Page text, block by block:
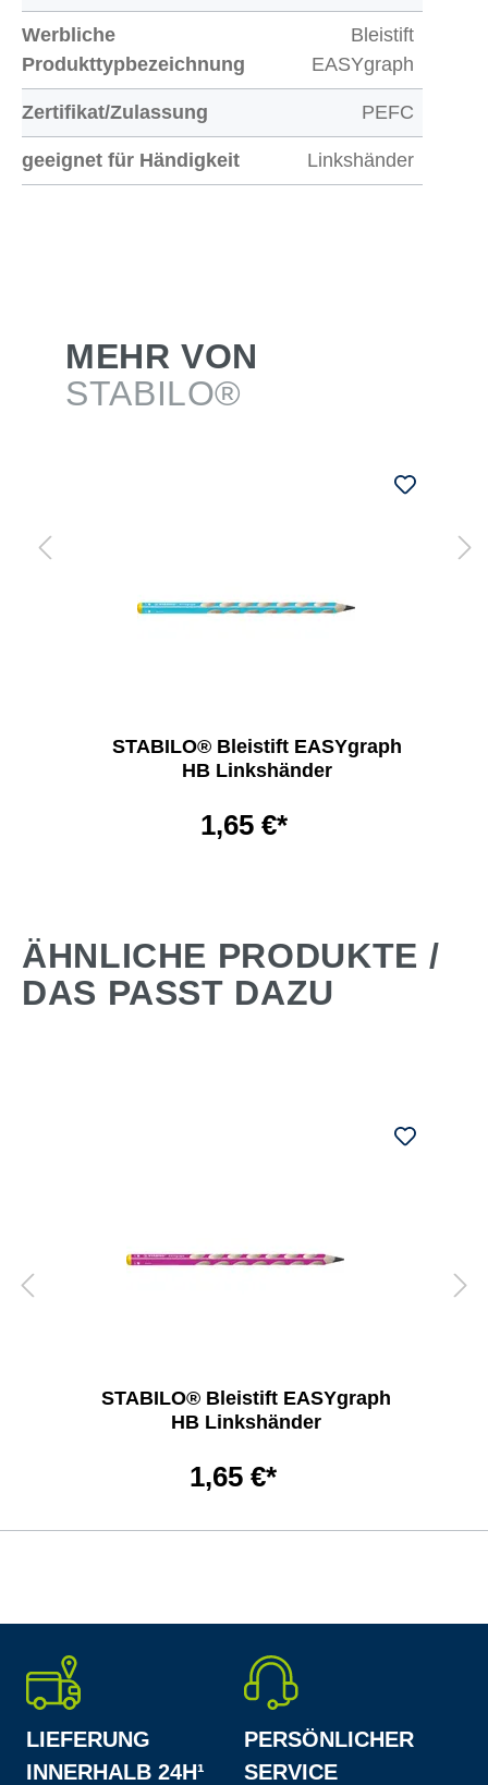
Werbliche
Produkttypbezeichnung
Bleistift
EASYgraph
Zertifikat/Zulassung PEFC
geeignet für Händigkeit Linkshänder
MEHR VON
STABILO®
STABILO® Bleistift EASYgraph
HB Linkshänder
1,65 €*
ÄHNLICHE PRODUKTE /
DAS PASST DAZU
STABILO® Bleistift EASYgraph
HB Linkshänder
1,65 €*
LIEFERUNG
INNERHALB 24H¹
PERSÖNLICHER
SERVICE